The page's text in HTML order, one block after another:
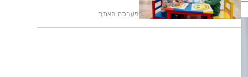
מערכת האתר